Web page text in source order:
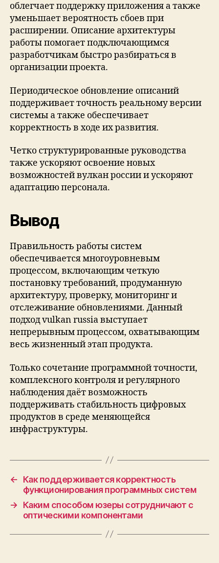
облегчает поддержку приложения а также
уменьшает вероятность сбоев при
расширении. Описание архитектуры
работы помогает подключающимся
разработчикам быстро разбираться в
организации проекта.
Периодическое обновление описаний
поддерживает точность реальному версии
системы а также обеспечивает
корректность в ходе их развития.
Четко структурированные руководства
также ускоряют освоение новых
возможностей вулкан россии и ускоряют
адаптацию персонала.
Вывод
Правильность работы систем
обеспечивается многоуровневым
процессом, включающим четкую
постановку требований, продуманную
архитектуру, проверку, мониторинг и
отслеживание обновлениями. Данный
подход vulkan russia выступает
непрерывным процессом, охватывающим
весь жизненный этап продукта.
Только сочетание программной точности,
комплексного контроля и регулярного
наблюдения даёт возможность
поддерживать стабильность цифровых
продуктов в среде меняющейся
инфраструктуры.
←
Как поддерживается корректность
функционирования программных систем
→
Каким способом юзеры сотрудничают с
оптическими компонентами